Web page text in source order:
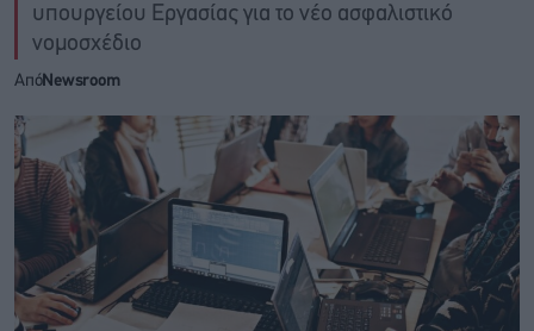
υπουργείου Εργασίας για το νέο ασφαλιστικό
νομοσχέδιο
ΑπόNewsroom